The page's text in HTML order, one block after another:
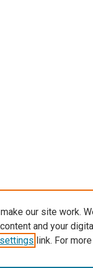
our site work.
and your
link. For